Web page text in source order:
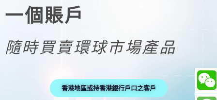
一個賬戶
隨時買賣環球市場產品
香港地區或持香港銀行戶口之客戶